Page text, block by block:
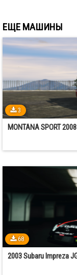
ЕЩЕ МАШИНЫ
3
MONTANA SPORT 2008
68
2003 Subaru Impreza